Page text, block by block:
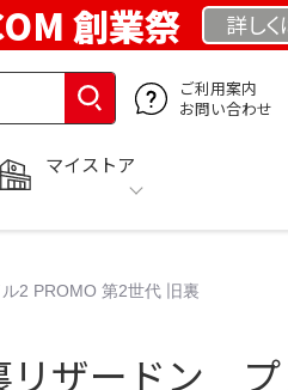
創業祭 詳しく
ご利用案内
お問い合わせ
マイストア
2 PROMO 第2世代 旧裏
リザードン プ